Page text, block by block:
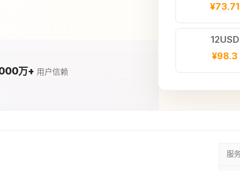
万+ 用户信赖
¥73.71
12USD
¥98.3
15USD
¥147.41
服